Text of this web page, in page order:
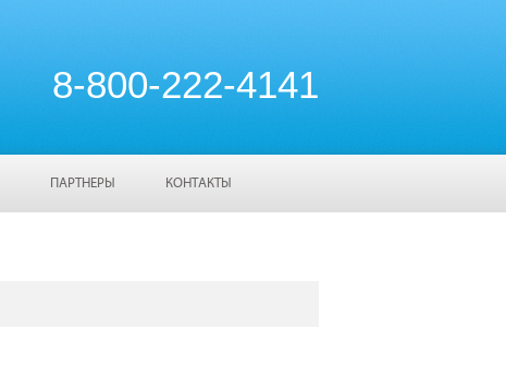
8-800-222-4141
ПАРТНЕРЫ КОНТАКТЫ